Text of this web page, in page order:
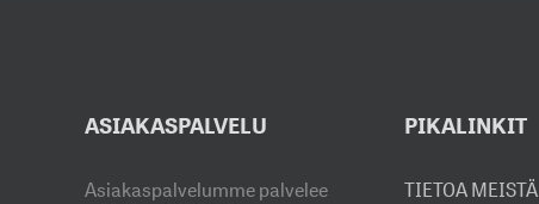
ASIAKASPALVELU
Asiakaspalvelumme palvelee
PIKALINKIT
TIETOA MEISTÄ